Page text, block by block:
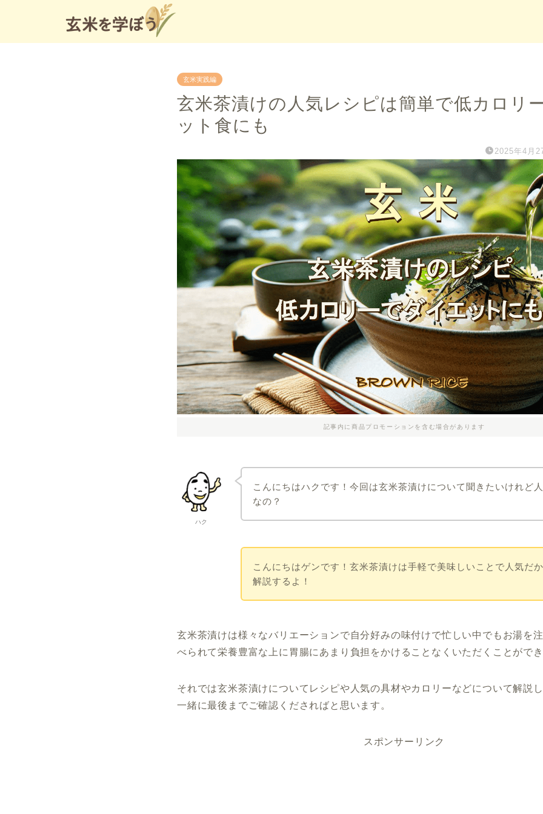
玄米実践編
玄米茶漬けの人気レシピは簡単で低カロリ
ット食にも
2025年4月
記事内に商品プロモーションを含む場合があります
ハク
こんにちはハクです！今回は玄米茶漬けについて聞きたいけれど
なの？
こんにちはゲンです！玄米茶漬けは手軽で美味しいことで人気だ
解説するよ！
玄米茶漬けは様々なバリエーションで自分好みの味付けで忙しい中でもお湯を
べられて栄養豊富な上に胃腸にあまり負担をかけることなくいただくことがで
それでは玄米茶漬けについてレシピや人気の具材やカロリーなどについて解説
一緒に最後までご確認くださればと思います。
スポンサーリンク